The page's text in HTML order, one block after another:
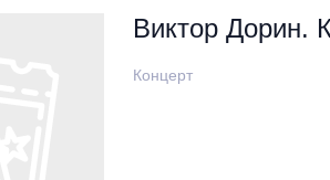
Виктор Дорин.
Концерт